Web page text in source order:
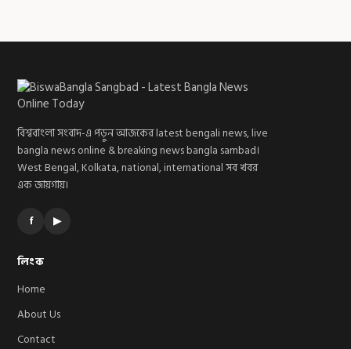
বিশ্ববাংলা সংবাদ-এ পড়ুন আজকের latest bengali news, live
bangla news online & breaking news bangla sambad।
West Bengal, Kolkata, national, international সব খবর
এক জায়গায়।
f ▶
লিংক
Home
About Us
Contact